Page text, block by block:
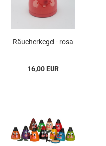
Räucherkegel - rosa
16,00 EUR